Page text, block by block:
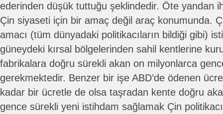
ederinden düşük tuttuğu şeklindedir. Öte yandan
Çin siyaseti için bir amaç değil araç konumunda.
amacı (tüm dünyadaki politikacıların bildiği gibi)
güneydeki kırsal bölgelerinden sahil kentlerine
fabrikalara doğru sürekli akan on milyonlarca
gerekmektedir. Benzer bir işe ABD’de ödenen
kadar bir ücretle de olsa taşradan kente doğru
gence sürekli yeni istihdam sağlamak Çin